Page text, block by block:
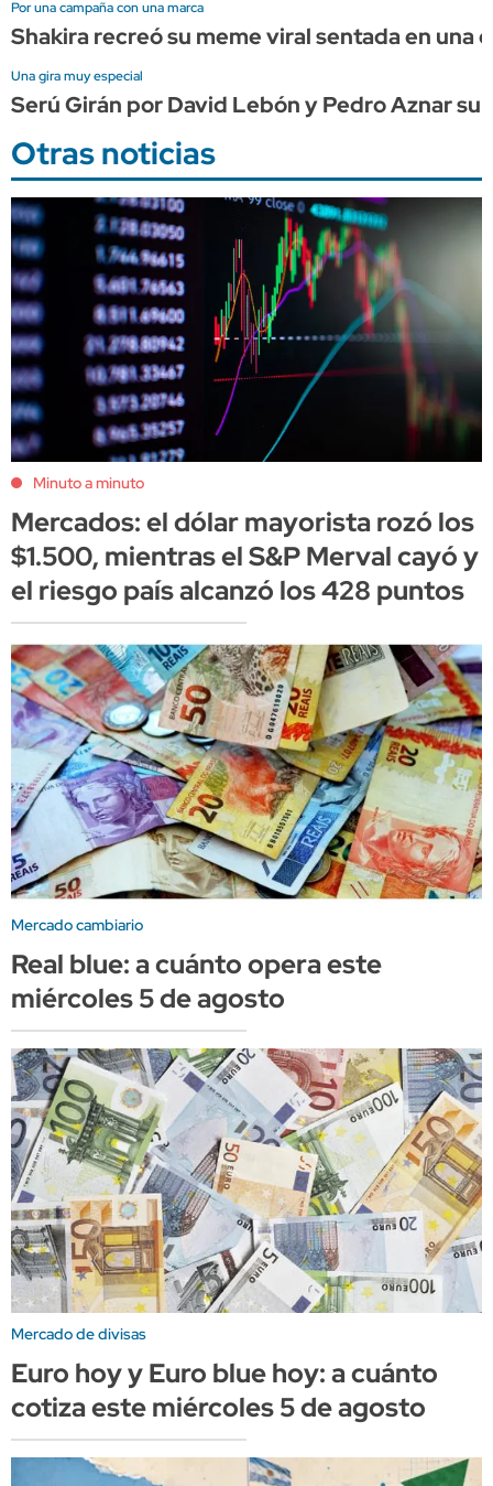
Por una campaña con una marca
Shakira recreó su meme viral sentada en una
Una gira muy especial
Serú Girán por David Lebón y Pedro Aznar
Otras noticias
Minuto a minuto
Mercados: el dólar mayorista rozó los
$1.500, mientras el S&P Merval cayó y
el riesgo país alcanzó los 428 puntos
Mercado cambiario
Real blue: a cuánto opera este
miércoles 5 de agosto
Mercado de divisas
Euro hoy y Euro blue hoy: a cuánto
cotiza este miércoles 5 de agosto